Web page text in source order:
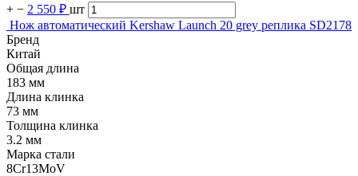
+ − 2 550 ₽ шт
Нож автоматический Kershaw Launch 20 grey реплика SD2178
Бренд
Китай
Общая длина
183 мм
Длина клинка
73 мм
Толщина клинка
3.2 мм
Марка стали
8Cr13MoV